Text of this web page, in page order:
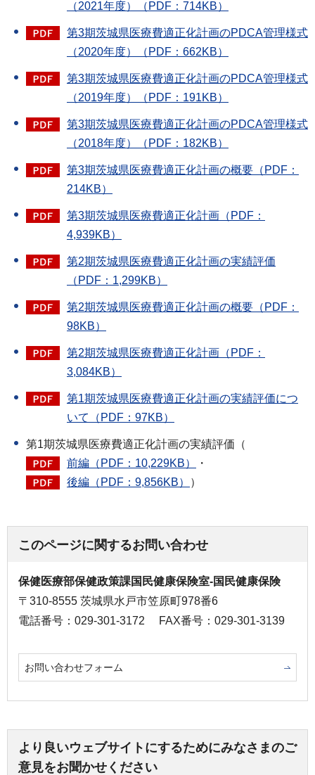
（2021年度）（PDF：714KB）
第3期茨城県医療費適正化計画のPDCA管理様式
（2020年度）（PDF：662KB）
第3期茨城県医療費適正化計画のPDCA管理様式
（2019年度）（PDF：191KB）
第3期茨城県医療費適正化計画のPDCA管理様式
（2018年度）（PDF：182KB）
第3期茨城県医療費適正化計画の概要（PDF：
214KB）
第3期茨城県医療費適正化計画（PDF：
4,939KB）
第2期茨城県医療費適正化計画の実績評価
（PDF：1,299KB）
第2期茨城県医療費適正化計画の概要（PDF：
98KB）
第2期茨城県医療費適正化計画（PDF：
3,084KB）
第1期茨城県医療費適正化計画の実績評価につ
いて（PDF：97KB）
第1期茨城県医療費適正化計画の実績評価（
前編（PDF：10,229KB）
・
後編（PDF：9,856KB）
）
このページに関するお問い合わせ
保健医療部保健政策課国民健康保険室-国民健康保険
〒310-8555 茨城県水戸市笠原町978番6
電話番号：029-301-3172
FAX番号：029-301-3139
お問い合わせフォーム
より良いウェブサイトにするためにみなさまのご
意見をお聞かせください